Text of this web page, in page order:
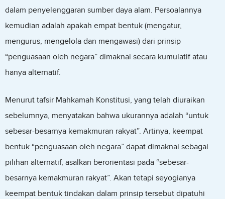
dalam penyelenggaran sumber daya alam. Persoalannya
kemudian adalah apakah empat bentuk (mengatur,
mengurus, mengelola dan mengawasi) dari prinsip
“penguasaan oleh negara” dimaknai secara kumulatif atau
hanya alternatif.
Menurut tafsir Mahkamah Konstitusi, yang telah diuraikan
sebelumnya, menyatakan bahwa ukurannya adalah “untuk
sebesar-besarnya kemakmuran rakyat”. Artinya, keempat
bentuk “penguasaan oleh negara” dapat dimaknai sebagai
pilihan alternatif, asalkan berorientasi pada “sebesar-
besarnya kemakmuran rakyat”. Akan tetapi seyogianya
keempat bentuk tindakan dalam prinsip tersebut dipatuhi